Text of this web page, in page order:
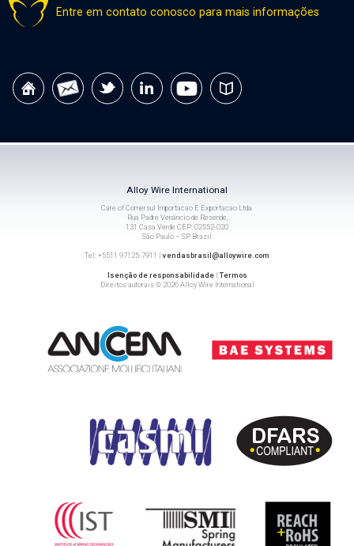
Entre em contato conosco para mais informações
Alloy Wire International
Care of Comersul Importacao E Exportacao Ltda.
Rua Padre Venâncio de Resende,
131 Casa Verde CEP: 02552-020
São Paulo – SP Brazil
Tel: +5511 97125-7911 |vendasbrasil@alloywire.com
Isenção de responsabilidade|Termos
Direitos autorais © 2026 Alloy Wire International